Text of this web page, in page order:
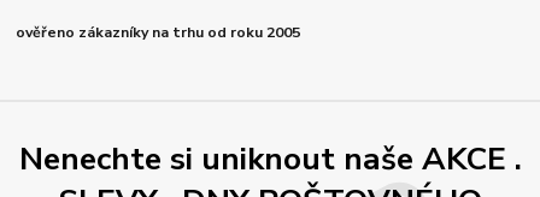
ověřeno zákazníky na trhu od roku 2005
Nenechte si uniknout naše AKCE .